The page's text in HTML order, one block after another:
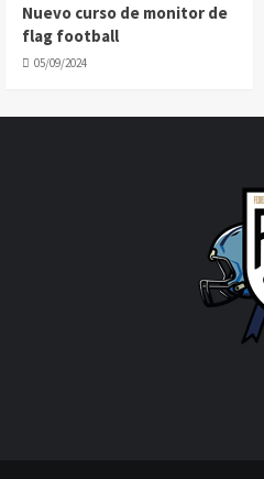
Nuevo curso de monitor de
flag football
05/09/2024